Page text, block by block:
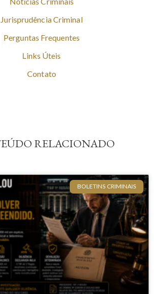
Jurisprudência Criminal
Perguntas Frequentes
Links Úteis
Contato
RELACIONADO
BOLETINS CRIMINAIS